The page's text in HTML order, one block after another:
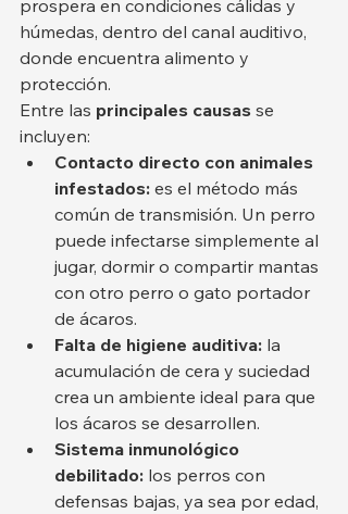
prospera en condiciones cálidas y
húmedas, dentro del canal auditivo,
donde encuentra alimento y
protección.
Entre las principales causas se
incluyen:
Contacto directo con animales
infestados: es el método más
común de transmisión. Un perro
puede infectarse simplemente al
jugar, dormir o compartir mantas
con otro perro o gato portador
de ácaros.
Falta de higiene auditiva: la
acumulación de cera y suciedad
crea un ambiente ideal para que
los ácaros se desarrollen.
Sistema inmunológico
debilitado: los perros con
defensas bajas, ya sea por edad,